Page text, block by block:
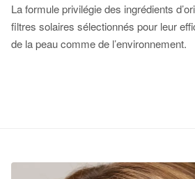
La formule privilégie des ingrédients
filtres solaires sélectionnés pour leur
de la peau comme de l’environnement.